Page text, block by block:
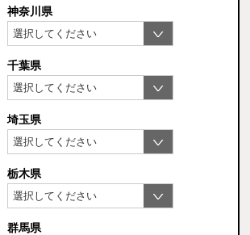
神奈川県
千葉県
埼玉県
栃木県
群馬県